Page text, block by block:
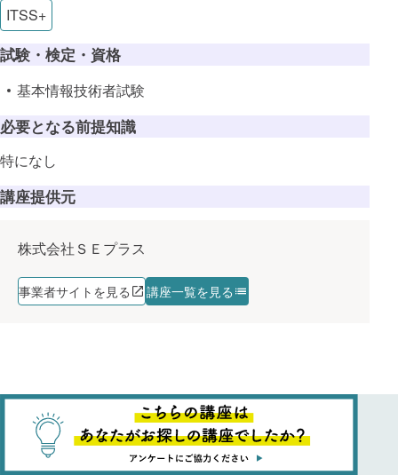
ITSS+
試験・検定・資格
基本情報技術者試験
必要となる前提知識
特になし
講座提供元
株式会社ＳＥプラス
事業者サイトを見る 講座一覧を見る